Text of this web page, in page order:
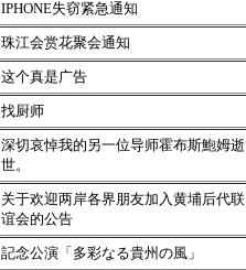
IPHONE失窃紧急通知
珠江会赏花聚会通知
这个真是广告
找厨师
深切哀悼我的另一位导师霍布斯鮑姆逝
世。
关于欢迎两岸各界朋友加入黄埔后代联
谊会的公告
記念公演「多彩なる貴州の風」